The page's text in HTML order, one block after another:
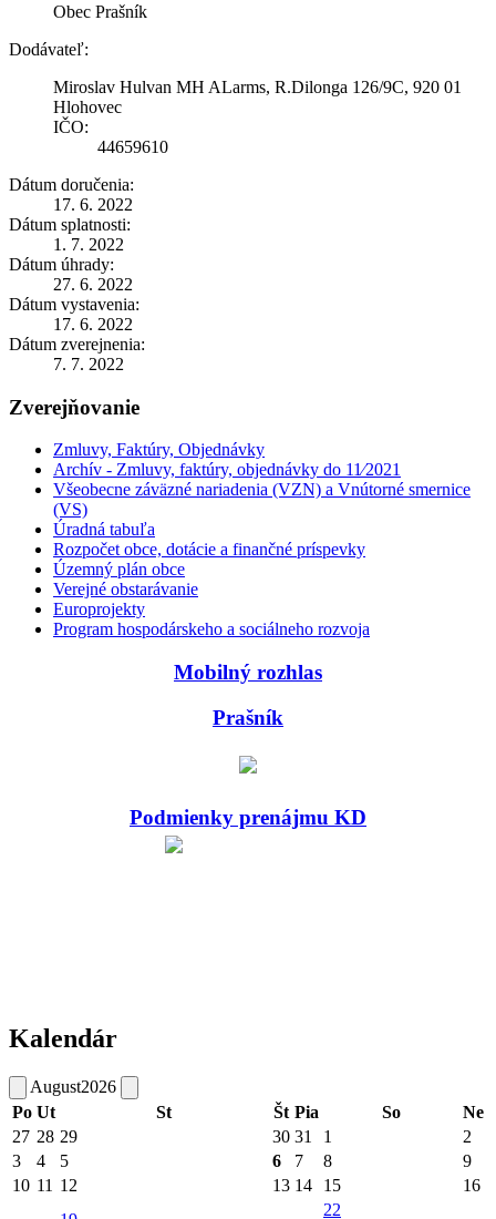
Obec Prašník
Dodávateľ:
Miroslav Hulvan MH ALarms, R.Dilonga 126/9C, 920 01
Hlohovec
IČO:
44659610
Dátum doručenia:
17. 6. 2022
Dátum splatnosti:
1. 7. 2022
Dátum úhrady:
27. 6. 2022
Dátum vystavenia:
17. 6. 2022
Dátum zverejnenia:
7. 7. 2022
Zverejňovanie
Zmluvy, Faktúry, Objednávky
Archív - Zmluvy, faktúry, objednávky do 11⁄2021
Všeobecne záväzné nariadenia (VZN) a Vnútorné smernice
(VS)
Úradná tabuľa
Rozpočet obce, dotácie a finančné príspevky
Územný plán obce
Verejné obstarávanie
Europrojekty
Program hospodárskeho a sociálneho rozvoja
Mobilný rozhlas
Prašník
Podmienky prenájmu KD
Kalendár
August2026
Po Ut St Št Pia So
Ne
27 28 29 30 31 1
2
3
4 5 6 7 8
9
10 11 12 13 14 15
16
22